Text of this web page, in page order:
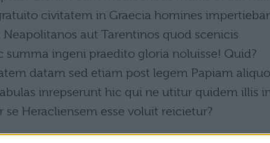
civitatem in Graecia homines
aut Tarentinos quod scenicis
ingeni praedito gloria noluisse! Quid?
datam sed etiam post legem Papiam aliquo
inrepserunt hic qui ne utitur quidem illis
Heracliensem esse voluit reicietur?